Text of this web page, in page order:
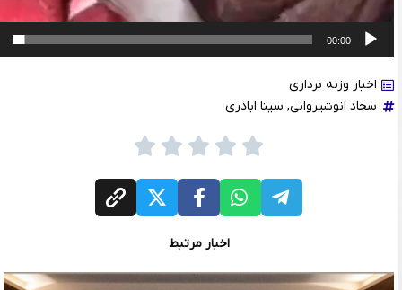
00:00
اخبار وزنه برداری
سجاد انوشیروانی, سینا اباذری
اخبار مرتبط